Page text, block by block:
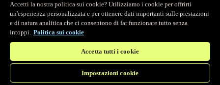
Main menu
/ Prodotti
Osservabilità
Logging in tempo reale
Accetti la nostra politica sui cookie? Utilizziamo i cookie per offrirti
un'esperienza personalizzata e per ottenere dati importanti sulle prestazioni
e di natura analitica che ci consentono di far funzionare tutto senza
intoppi. Politica sui cookie
Accetta tutti i cookie
Impostazioni cookie